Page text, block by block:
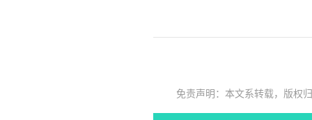
免责声明：本文系转载，版权